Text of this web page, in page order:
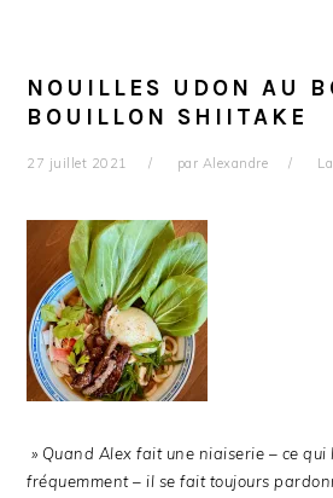
NOUILLES UDON AU
BOUILLON SHIITAKE
27 juillet 2021 par Alexandre
» Quand Alex fait une niaiserie – ce
fréquemment – il se fait toujours